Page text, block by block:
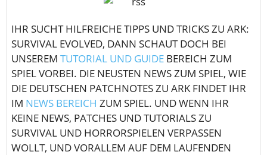
IHR SUCHT HILFREICHE TIPPS UND TRICKS ZU ARK:
SURVIVAL EVOLVED, DANN SCHAUT DOCH BEI
UNSEREM TUTORIAL UND GUIDE BEREICH ZUM
SPIEL VORBEI. DIE NEUSTEN NEWS ZUM SPIEL, WIE
DIE DEUTSCHEN PATCHNOTES ZU ARK FINDET IHR
IM NEWS BEREICH ZUM SPIEL. UND WENN IHR
KEINE NEWS, PATCHES UND TUTORIALS ZU
SURVIVAL UND HORRORSPIELEN VERPASSEN
WOLLT, UND VORALLEM AUF DEM LAUFENDEN